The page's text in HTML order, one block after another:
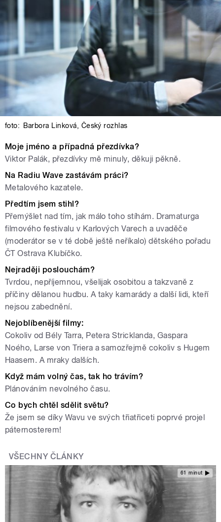
foto: Barbora Linková, Český rozhlas
Moje jméno a případná přezdívka?
Viktor Palák, přezdívky mě minuly, děkuji pěkně.
Na Radiu Wave zastávám práci?
Metalového kazatele.
Předtím jsem stihl?
Přemýšlet nad tím, jak málo toho stíhám. Dramaturga
filmového festivalu v Karlových Varech a uvaděče
(moderátor se v té době ještě neříkalo) dětského pořadu
ČT Ostrava Klubíčko.
Nejraději poslouchám?
Tvrdou, nepříjemnou, všelijak osobitou a takzvaně z
příčiny dělanou hudbu. A taky kamarády a další lidi, kteří
nejsou zabednění.
Nejoblíbenější filmy:
Cokoliv od Bély Tarra, Petera Stricklanda, Gaspara
Noého, Larse von Triera a samozřejmě cokoliv s Hugem
Haasem. A mraky dalších.
Když mám volný čas, tak ho trávím?
Plánováním nevolného času.
Co bych chtěl sdělit světu?
Že jsem se díky Wavu ve svých třiatřiceti poprvé projel
páternosterem!
VŠECHNY ČLÁNKY
61 minut